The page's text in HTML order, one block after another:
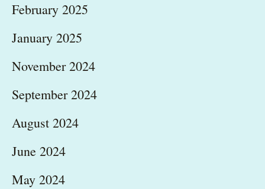
February 2025
January 2025
November 2024
September 2024
August 2024
June 2024
May 2024